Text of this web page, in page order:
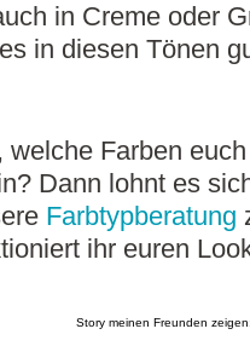
in Creme oder
in diesen Tönen
Farben
Dann lohnt es
Farbtypberatung
ihr euren
Story meinen Freunden